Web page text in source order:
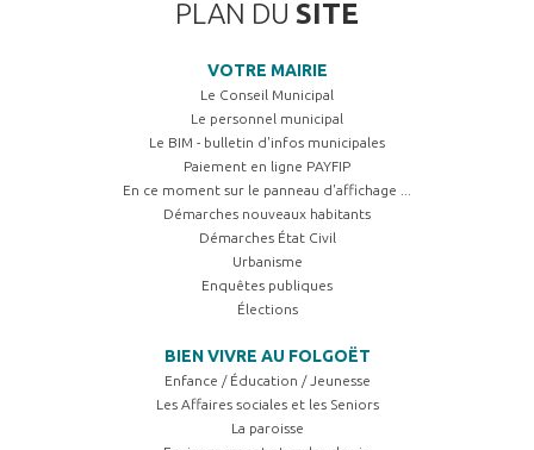
PLAN DU SITE
VOTRE MAIRIE
Le Conseil Municipal
Le personnel municipal
Le BIM - bulletin d'infos municipales
Paiement en ligne PAYFIP
En ce moment sur le panneau d'affichage ...
Démarches nouveaux habitants
Démarches État Civil
Urbanisme
Enquêtes publiques
Élections
BIEN VIVRE AU FOLGOËT
Enfance / Éducation / Jeunesse
Les Affaires sociales et les Seniors
La paroisse